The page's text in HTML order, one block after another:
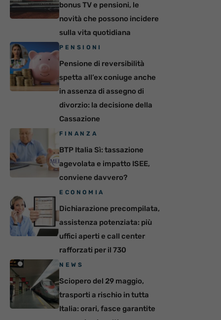
bonus TV e pensioni, le
novità che possono incidere
sulla vita quotidiana
PENSIONI
Pensione di reversibilità
spetta all’ex coniuge anche
in assenza di assegno di
divorzio: la decisione della
Cassazione
FINANZA
BTP Italia Sì: tassazione
agevolata e impatto ISEE,
conviene davvero?
ECONOMIA
Dichiarazione precompilata,
assistenza potenziata: più
uffici aperti e call center
rafforzati per il 730
NEWS
Sciopero del 29 maggio,
trasporti a rischio in tutta
Italia: orari, fasce garantite